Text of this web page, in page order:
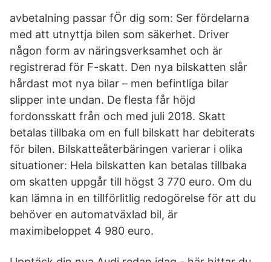
avbetalning passar fÖr dig som: Ser fördelarna
med att utnyttja bilen som säkerhet. Driver
någon form av näringsverksamhet och är
registrerad för F-skatt. Den nya bilskatten slår
hårdast mot nya bilar – men befintliga bilar
slipper inte undan. De flesta får höjd
fordonsskatt från och med juli 2018. Skatt
betalas tillbaka om en full bilskatt har debiterats
för bilen. Bilskatteåterbäringen varierar i olika
situationer: Hela bilskatten kan betalas tillbaka
om skatten uppgår till högst 3 770 euro. Om du
kan lämna in en tillförlitlig redogörelse för att du
behöver en automatväxlad bil, är
maximibeloppet 4 980 euro.